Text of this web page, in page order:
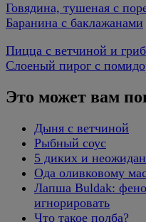
Говядина, тушеная с
Баранина с баклажанами
Пицца с ветчиной и
Слоеный пирог с
Это может вам
Дыня с ветчиной
Рыбный соус
5 диких и
Ода оливковому
Лапша Buldak:
игнорировать
Что такое полба?